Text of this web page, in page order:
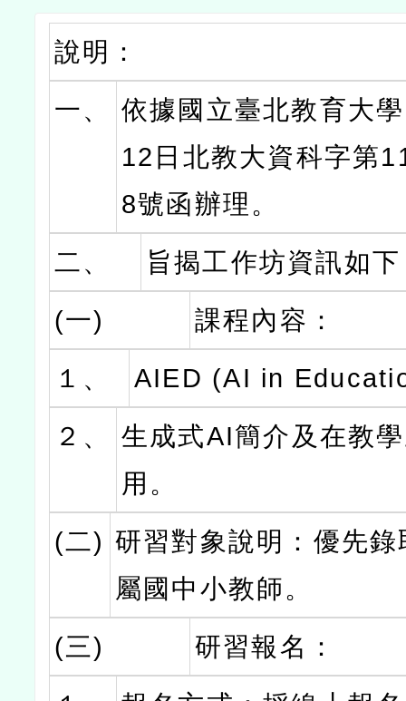
說明：
一、
依據國立臺北教育大
12日北教大資科字第
8號函辦理。
二、
旨揭工作坊資訊如
(一)
課程內容：
１、
AIED (AI in
２、
生成式AI簡介及在教
用。
(二) 研習對象說明：優先錄
屬國中小教師。
(三)
研習報名：